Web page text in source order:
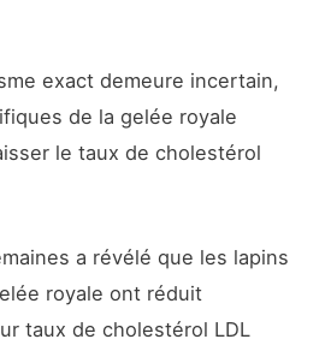
exact demeure incertain,
de la gelée royale
le taux de cholestérol
a révélé que les lapins
royale ont réduit
taux de cholestérol LDL